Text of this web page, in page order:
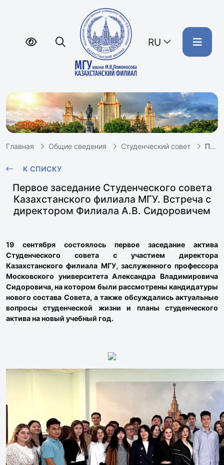
RU
Главная Общие сведения Студенческий совет Первое заседание Студенческого совета Казахстанского филиала МГУ
К СПИСКУ
Первое заседание Студенческого совета
Казахстанского филиала МГУ. Встреча с
директором Филиала А.В. Сидоровичем
19 сентября состоялось первое заседание актива
Студенческого совета с участием директора
Казахстанского филиала МГУ, заслуженного профессора
Московского университета Александра Владимировича
Сидоровича, на котором были рассмотрены кандидатуры
нового состава Совета, а также обсуждались актуальные
вопросы студенческой жизни и планы студенческого
актива на новый учебный год.